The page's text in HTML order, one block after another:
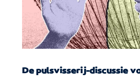
De pulsvisserij-discussie